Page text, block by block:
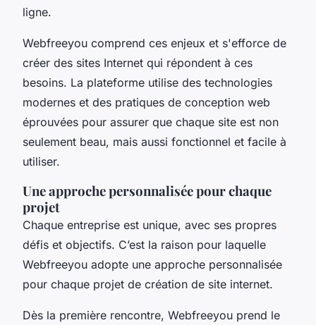
ligne.
Webfreeyou comprend ces enjeux et s'efforce de
créer des sites Internet qui répondent à ces
besoins. La plateforme utilise des technologies
modernes et des pratiques de conception web
éprouvées pour assurer que chaque site est non
seulement beau, mais aussi fonctionnel et facile à
utiliser.
Une approche personnalisée pour chaque
projet
Chaque entreprise est unique, avec ses propres
défis et objectifs. C’est la raison pour laquelle
Webfreeyou adopte une approche personnalisée
pour chaque projet de création de site internet.
Dès la première rencontre, Webfreeyou prend le